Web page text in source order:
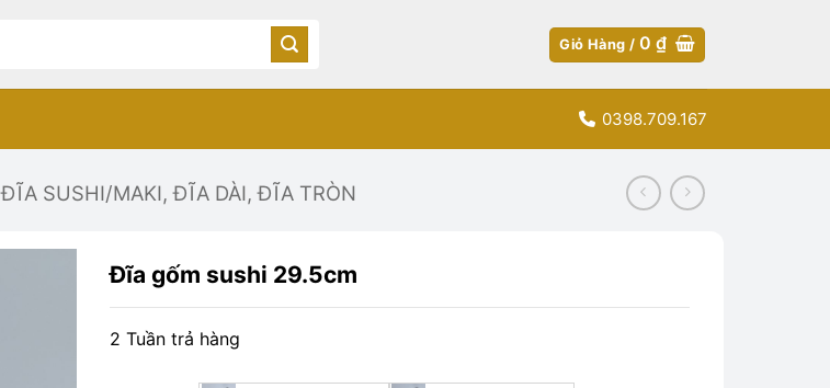
Giỏ Hàng / 0₫
0398.709.167
ĐĨA SUSHI/MAKI, ĐĨA DÀI, ĐĨA TRÒN
Đĩa gốm sushi 29.5cm
2 Tuần trả hàng